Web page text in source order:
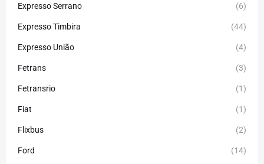
Expresso Serrano (6)
Expresso Timbira (44)
Expresso União (4)
Fetrans (3)
Fetransrio (1)
Fiat (1)
Flixbus (2)
Ford (14)